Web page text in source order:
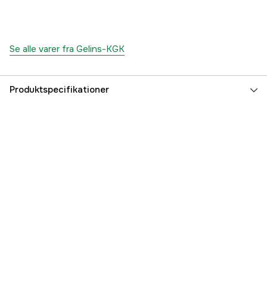
Se alle varer fra Gelins-KGK
Produktspecifikationer